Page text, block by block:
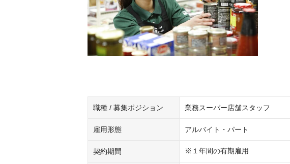
職種 / 募集ポジション 業務スーパー店舗スタッフ
雇用形態 アルバイト・パート
契約期間 ※１年間の有期雇用